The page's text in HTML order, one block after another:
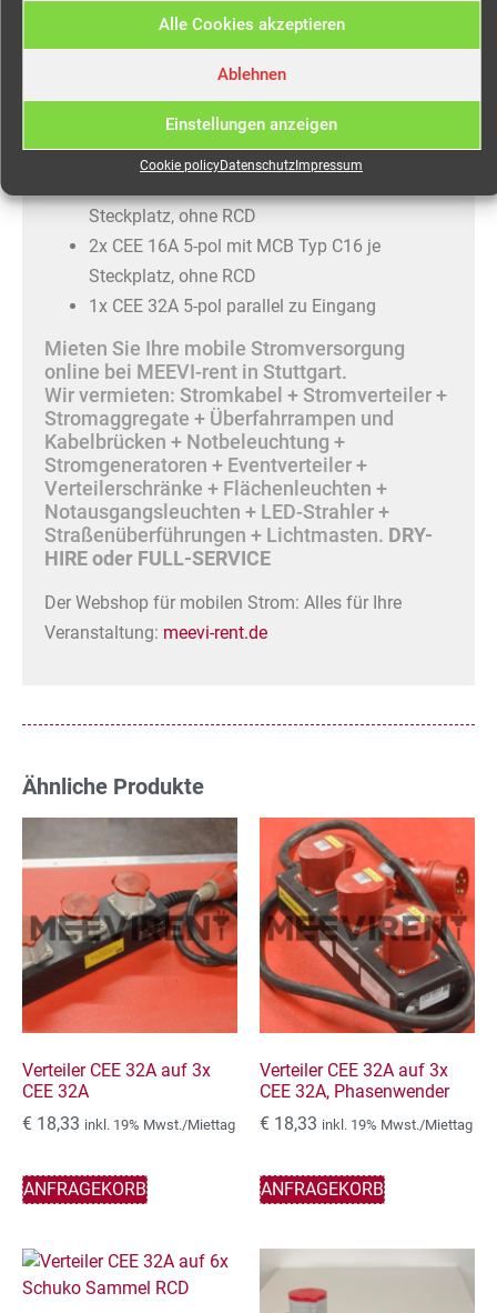
Alle Cookies akzeptieren
Ablehnen
Einstellungen anzeigen
Cookie policyDatenschutzImpressum
Open-Air, Veranstaltungen jeglicher Art.
Steckplatz, ohne RCD
2x CEE 16A 5-pol mit MCB Typ C16 je
Steckplatz, ohne RCD
1x CEE 32A 5-pol parallel zu Eingang
Mieten Sie Ihre mobile Stromversorgung
online bei MEEVI-rent in Stuttgart.
Wir vermieten: Stromkabel + Stromverteiler +
Stromaggregate + Überfahrrampen und
Kabelbrücken + Notbeleuchtung +
Stromgeneratoren + Eventverteiler +
Verteilerschränke + Flächenleuchten +
Notausgangsleuchten + LED-Strahler +
Straßenüberführungen + Lichtmasten. DRY-
HIRE oder FULL-SERVICE
Der Webshop für mobilen Strom: Alles für Ihre
Veranstaltung: meevi-rent.de
Ähnliche Produkte
Verteiler CEE 32A auf 3x
CEE 32A
€ 18,33 inkl. 19% Mwst./Miettag
ANFRAGEKORB
Verteiler CEE 32A auf 3x
CEE 32A, Phasenwender
€ 18,33 inkl. 19% Mwst./Miettag
ANFRAGEKORB